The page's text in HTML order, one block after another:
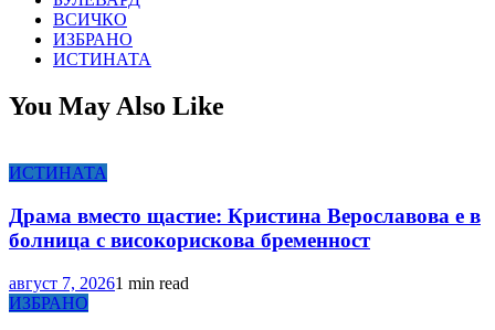
ВСИЧКО
ИЗБРАНО
ИСТИНАТА
You May Also Like
ИСТИНАТА
Драма вместо щастие: Кристина Верославова е в
болница с високорискова бременност
август 7, 20261 min read
ИЗБРАНО